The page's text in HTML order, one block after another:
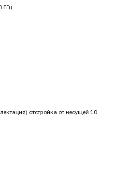
ГГц
отстройка от несущей 10